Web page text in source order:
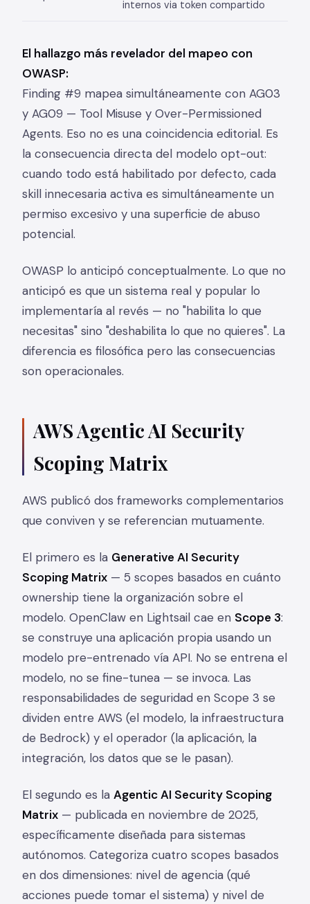
internos via token compartido
El hallazgo más revelador del mapeo con
OWASP:
Finding #9 mapea simultáneamente con AG03
y AG09 — Tool Misuse y Over-Permissioned
Agents. Eso no es una coincidencia editorial. Es
la consecuencia directa del modelo opt-out:
cuando todo está habilitado por defecto, cada
skill innecesaria activa es simultáneamente un
permiso excesivo y una superficie de abuso
potencial.
OWASP lo anticipó conceptualmente. Lo que no
anticipó es que un sistema real y popular lo
implementaría al revés — no "habilita lo que
necesitas" sino "deshabilita lo que no quieres". La
diferencia es filosófica pero las consecuencias
son operacionales.
AWS Agentic AI Security
Scoping Matrix
AWS publicó dos frameworks complementarios
que conviven y se referencian mutuamente.
El primero es la Generative AI Security
Scoping Matrix — 5 scopes basados en cuánto
ownership tiene la organización sobre el
modelo. OpenClaw en Lightsail cae en Scope 3:
se construye una aplicación propia usando un
modelo pre-entrenado vía API. No se entrena el
modelo, no se fine-tunea — se invoca. Las
responsabilidades de seguridad en Scope 3 se
dividen entre AWS (el modelo, la infraestructura
de Bedrock) y el operador (la aplicación, la
integración, los datos que se le pasan).
El segundo es la Agentic AI Security Scoping
Matrix — publicada en noviembre de 2025,
específicamente diseñada para sistemas
autónomos. Categoriza cuatro scopes basados
en dos dimensiones: nivel de agencia (qué
acciones puede tomar el sistema) y nivel de